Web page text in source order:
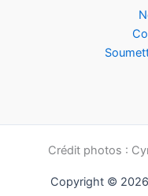
Crédit photos :
Copyright ©